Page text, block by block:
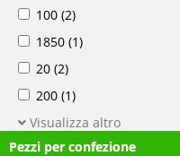
100 (2)
1850 (1)
20 (2)
200 (1)
Visualizza altro
Pezzi per confezione